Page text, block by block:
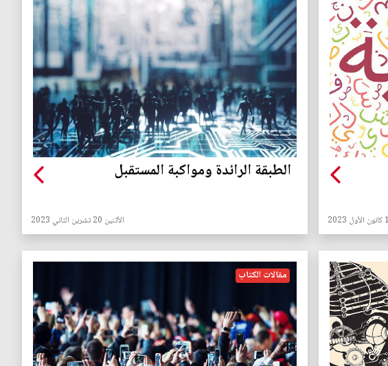
الطبقة الرائدة ومواكبة المستقبل
الأثنين 20 تشرين الثاني 2023
مقالات الكتاب